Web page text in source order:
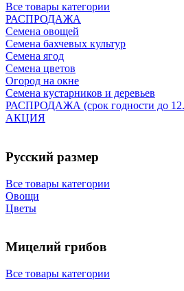
Все товары категории
РАСПРОДАЖА
Семена овощей
Семена бахчевых культур
Семена ягод
Семена цветов
Огород на окне
Семена кустарников и деревьев
РАСПРОДАЖА (срок годности до
АКЦИЯ
Русский размер
Все товары категории
Овощи
Цветы
Мицелий грибов
Все товары категории